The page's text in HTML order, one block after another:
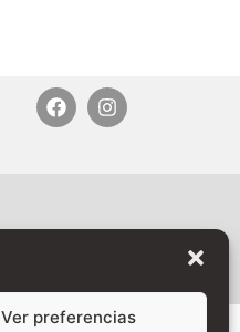
Ver preferencias